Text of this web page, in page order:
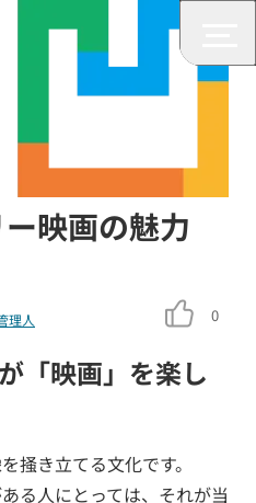
けで楽しめ
映画の魅力
理人 0
「映画」を楽し
掻き立てる文化です。
る人にとっては、それが当